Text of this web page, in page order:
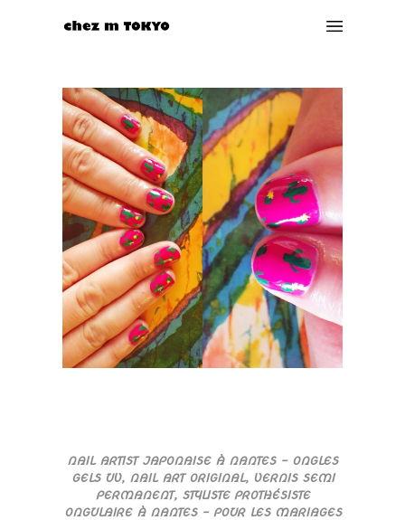
NAIL ARTIST JAPONAISE À NANTES – ONGLES
GELS UV, NAIL ART ORIGINAL, VERNIS SEMI
PERMANENT, STYLISTE PROTHÉSISTE
ONGULAIRE À NANTES – POUR LES MARIAGES